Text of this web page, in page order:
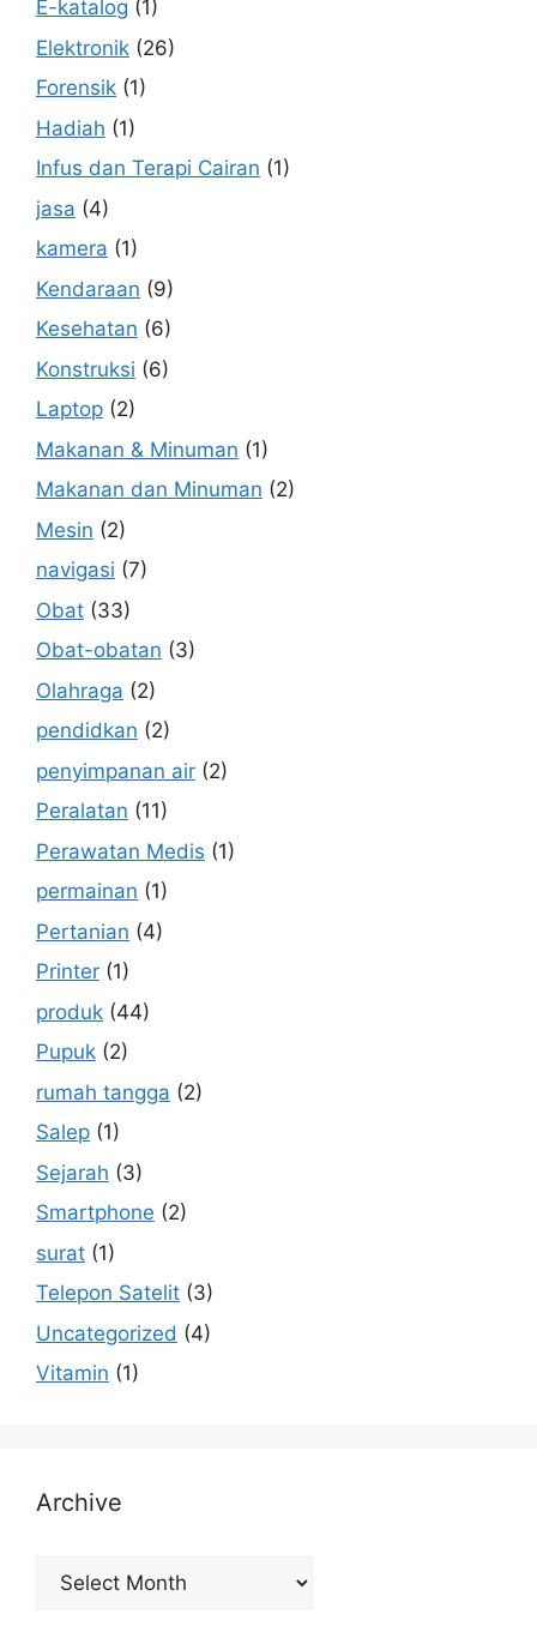
E-katalog (1)
Elektronik (26)
Forensik (1)
Hadiah (1)
Infus dan Terapi Cairan (1)
jasa (4)
kamera (1)
Kendaraan (9)
Kesehatan (6)
Konstruksi (6)
Laptop (2)
Makanan & Minuman (1)
Makanan dan Minuman (2)
Mesin (2)
navigasi (7)
Obat (33)
Obat-obatan (3)
Olahraga (2)
pendidkan (2)
penyimpanan air (2)
Peralatan (11)
Perawatan Medis (1)
permainan (1)
Pertanian (4)
Printer (1)
produk (44)
Pupuk (2)
rumah tangga (2)
Salep (1)
Sejarah (3)
Smartphone (2)
surat (1)
Telepon Satelit (3)
Uncategorized (4)
Vitamin (1)
Archive
Archive